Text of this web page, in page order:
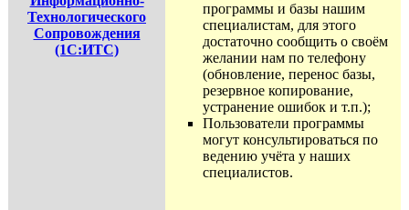
Технологического
Сопровождения
(1С:ИТС)
программы и базы нашим
специалистам, для этого
достаточно сообщить о своём
желании нам по телефону
(обновление, перенос базы,
резервное копирование,
устранение ошибок и т.п.);
Пользователи программы
могут консультироваться по
ведению учёта у наших
специалистов.